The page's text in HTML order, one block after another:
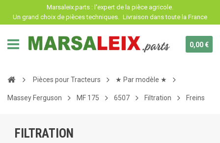
Marsaleix.parts : l'expert de la pièce agricole.
Un grand choix de pièces techniques. Livraison dans toute la France
0,00 €
Pièces pour Tracteurs ★ Par modèle ★
Massey Ferguson MF 175 6507 Filtration Freins
FILTRATION
Panneau de gestion des cookies